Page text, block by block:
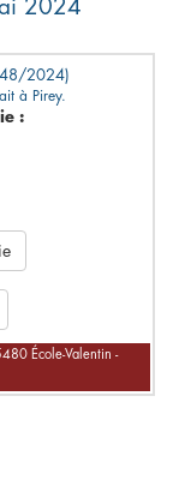
2024
2024)
à Pirey.
:
École-Valentin -